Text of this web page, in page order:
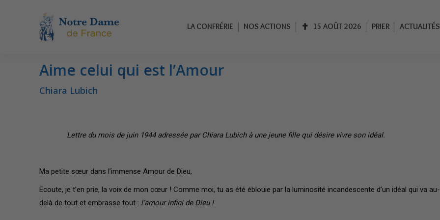
LA CONFRÉRIE NOS ACTIONS 15 AOÛT 2026 PRIER ACTUALITÉS
Aime celui qui est l’Amour
Chiara Lubich
Lettre du mois de juin 1944 adressée par Chiara Lubich à une jeune fille qui désire vivre son idéal.
Ma petite sœur dans l’immense Amour de Dieu,
Ecoute, je t’en prie, la voix de mon cœur ! Comme moi, tu as été éblouie par la luminosité incandescente d’un idéal qui va au-
delà de tout et embrasse tout : l’amour infini de Dieu !
LA CONFRÉRIE NOS ACTIONS 15 AOÛT 2026 PRIER ACTUALITÉS